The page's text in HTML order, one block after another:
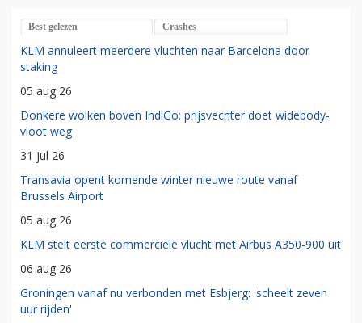
Best gelezen Crashes
KLM annuleert meerdere vluchten naar Barcelona door
staking
05 aug 26
Donkere wolken boven IndiGo: prijsvechter doet widebody-
vloot weg
31 jul 26
Transavia opent komende winter nieuwe route vanaf
Brussels Airport
05 aug 26
KLM stelt eerste commerciële vlucht met Airbus A350-900 uit
06 aug 26
Groningen vanaf nu verbonden met Esbjerg: 'scheelt zeven
uur rijden'